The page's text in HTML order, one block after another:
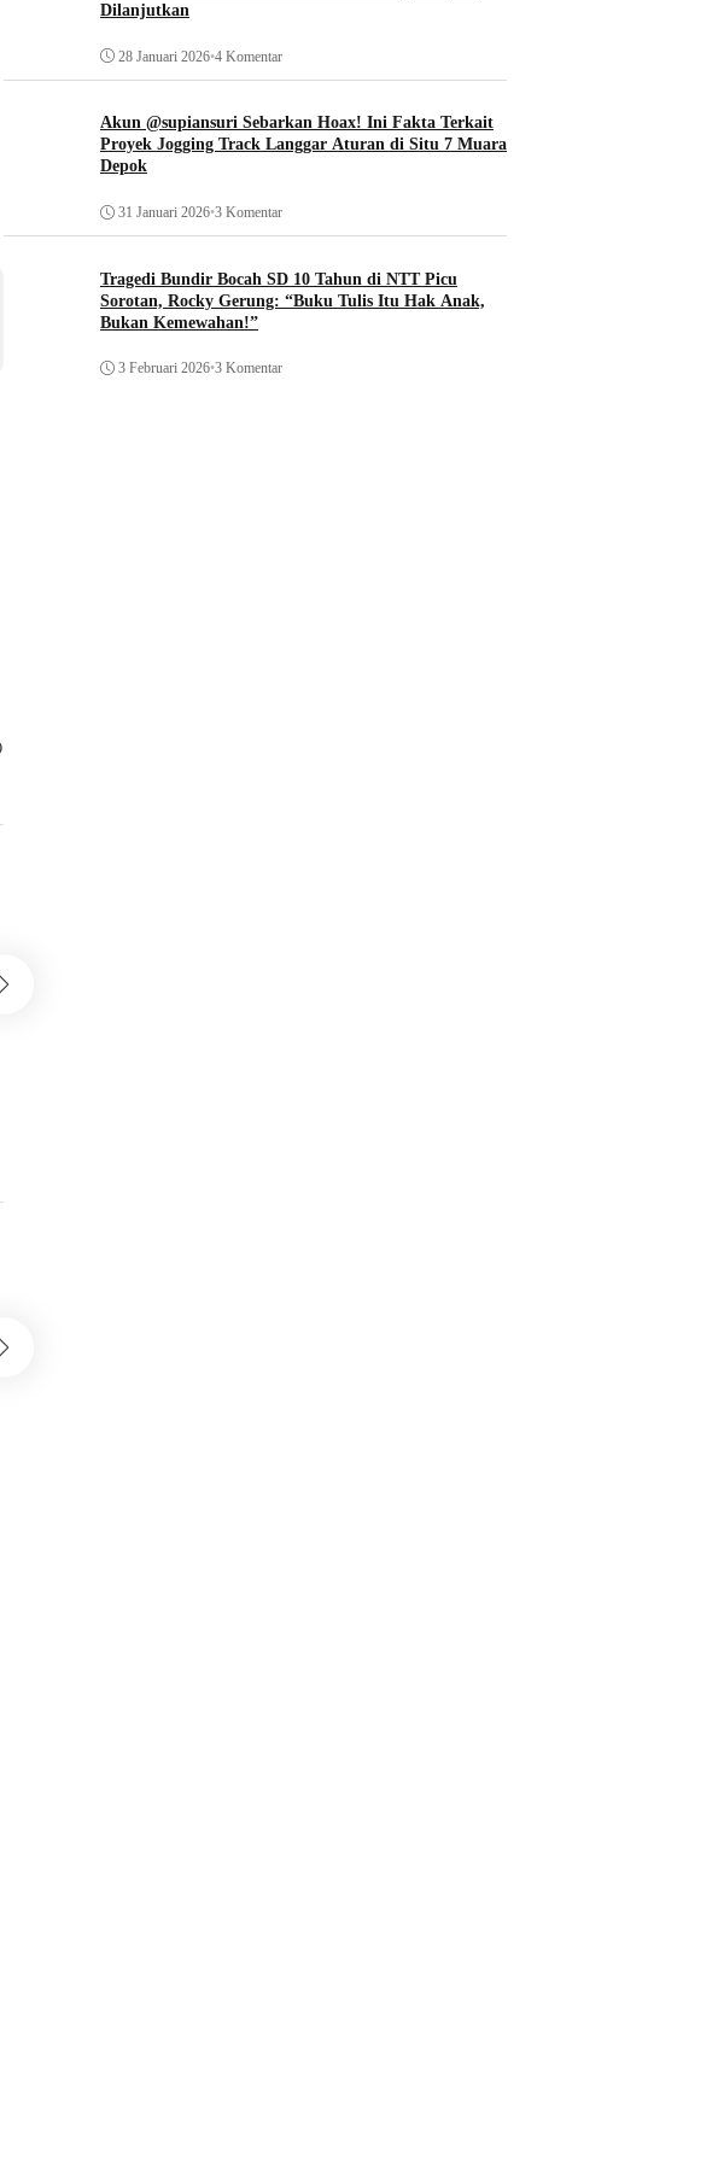
Dilanjutkan
28 Januari 2026•4 Komentar
Akun @supiansuri Sebarkan Hoax! Ini Fakta Terkait
Proyek Jogging Track Langgar Aturan di Situ 7 Muara
Depok
31 Januari 2026•3 Komentar
Tragedi Bundir Bocah SD 10 Tahun di NTT Picu
Sorotan, Rocky Gerung: “Buku Tulis Itu Hak Anak,
Bukan Kemewahan!”
3 Februari 2026•3 Komentar